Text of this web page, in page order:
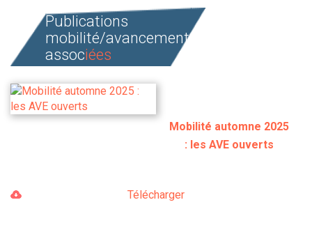
Publications
mobilité/avancement
associées
Mobilité automne 2025
: les AVE ouverts
Télécharger